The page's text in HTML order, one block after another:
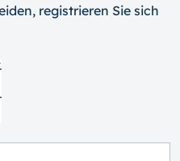
registrieren Sie sich